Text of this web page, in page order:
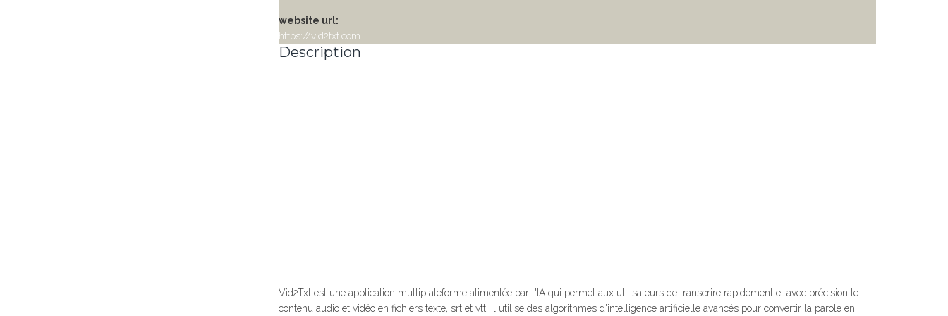
website url:
https://vid2txt.com
Description
Vid2Txt est une application multiplateforme alimentée par l'IA qui permet aux utilisateurs de transcrire rapidement et avec précision le
contenu audio et vidéo en fichiers texte, srt et vtt. Il utilise des algorithmes d'intelligence artificielle avancés pour convertir la parole en